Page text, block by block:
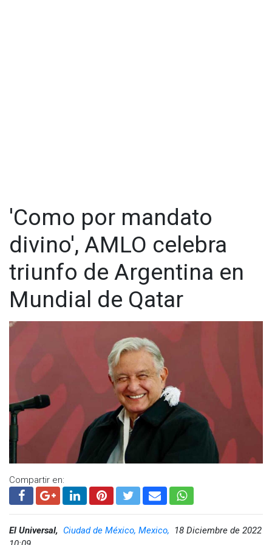
'Como por mandato
divino', AMLO celebra
triunfo de Argentina en
Mundial de Qatar
Compartir en:
El Universal, Ciudad de México, Mexico,
18 Diciembre de 2022